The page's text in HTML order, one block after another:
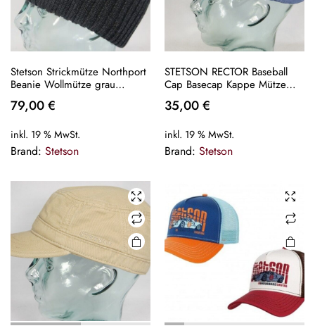
Stetson Strickmütze Northport
Beanie Wollmütze grau
Wintermütze Pull on cap Neu
79,00€
inkl. 19 % MwSt.
Brand: Stetson
STETSON RECTOR Baseball
Cap Basecap Kappe Mütze
Baumwolle blau 25 Sun Guard
NEU
35,00€
inkl. 19 % MwSt.
Brand: Stetson